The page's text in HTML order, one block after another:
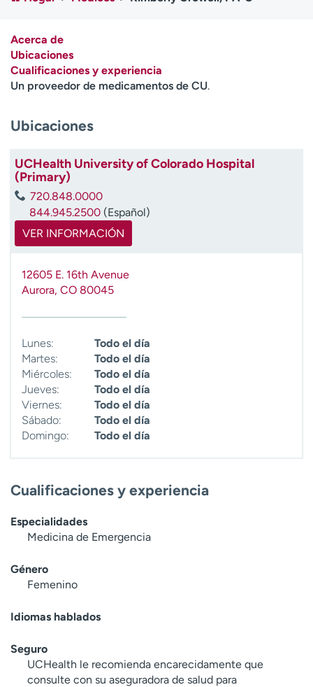
Ready. Set. CO.
Ensayos clínicos
Atención a medios de
comunicación
Contáctenos Noticias e historias
A
d
m
e
Acerca de
Ubicaciones
Cualificaciones y experiencia
Un proveedor de medicamentos de CU.
Ubicaciones
UCHealth University of Colorado Hospital
(Primary)
720.848.0000
844.945.2500 (Español)
VER INFORMACIÓN
12605 E. 16th Avenue
Aurora, CO 80045
Lunes:
Todo el día
Martes:
Todo el día
Miércoles:
Todo el día
Jueves:
Todo el día
Viernes:
Todo el día
Sábado:
Todo el día
Domingo:
Todo el día
Cualificaciones y experiencia
Especialidades
Medicina de Emergencia
Género
Femenino
Idiomas hablados
Seguro
UCHealth le recomienda encarecidamente que
consulte con su aseguradora de salud para